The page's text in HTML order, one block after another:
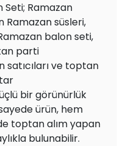
Seti; Ramazan
Ramazan süsleri,
balon seti,
parti
ve toptan
bir görünürlük
ürün, hem
toptan alım yapan
bulunabilir.